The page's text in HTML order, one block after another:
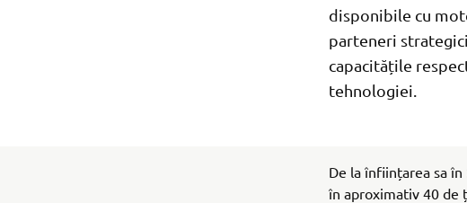
disponibile cu
parteneri
capacitățile
tehnologiei.
De la înființarea sa
în aproximativ 40 de